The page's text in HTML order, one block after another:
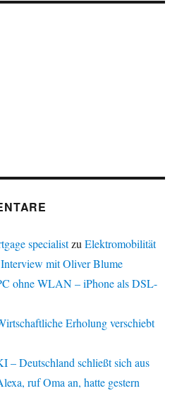
specialistzuElektromobilität
mit Oliver Blume
ohne WLAN – iPhone als DSL-
Erholung verschiebt
– Deutschland schließt sich aus
ruf Oma an, hatte gestern